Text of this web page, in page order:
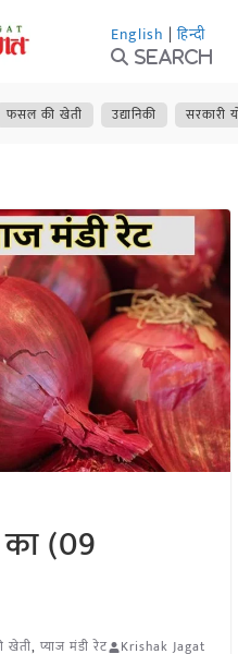
English | हिन्दी
Search
फसल की खेती उद्यानिकी सरकारी
(09
खेती, प्याज मंडी रेट Krishak Jagat